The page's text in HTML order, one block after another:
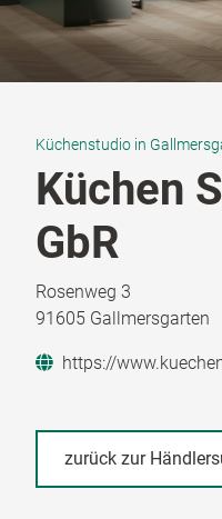
Küchenstudio in
Küchen
GbR
Rosenweg 3
91605 Gallmersgarten
https://
zurück zur